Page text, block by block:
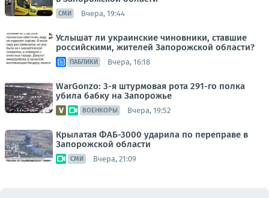
СМИ Вчера, 19:44
Услышат ли украинские чиновники, ставшие
российскими, жителей Запорожской области?
ПАБЛИКИ Вчера, 16:18
WarGonzo: 3-я штурмовая рота 291-го полка
убила бабку на Запорожье
ВОЕНКОРЫ Вчера, 19:52
Крылатая ФАБ-3000 ударила по переправе в
Запорожской области
СМИ Вчера, 21:09